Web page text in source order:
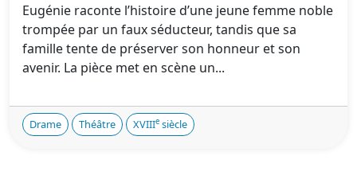
Eugénie raconte l’histoire d’une jeune femme noble
trompée par un faux séducteur, tandis que sa
famille tente de préserver son honneur et son
avenir. La pièce met en scène un...
Drame Théâtre XVIIIe siècle